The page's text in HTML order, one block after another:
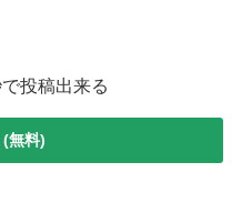
投稿出来る
無料)